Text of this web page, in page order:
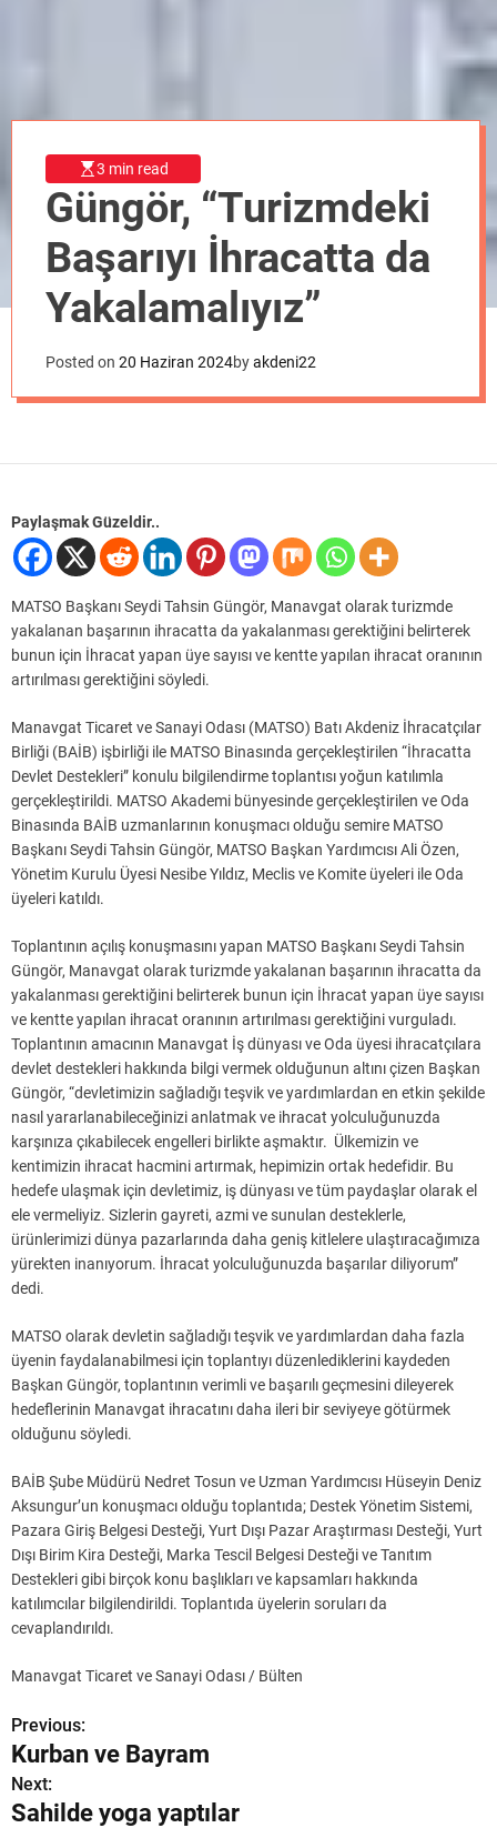
3 min read
Güngör, “Turizmdeki
Başarıyı İhracatta da
Yakalamalıyız”
Posted on 20 Haziran 2024byakdeni22
Paylaşmak Güzeldir..
MATSO Başkanı Seydi Tahsin Güngör, Manavgat olarak turizmde
yakalanan başarının ihracatta da yakalanması gerektiğini belirterek
bunun için İhracat yapan üye sayısı ve kentte yapılan ihracat oranının
artırılması gerektiğini söyledi.
Manavgat Ticaret ve Sanayi Odası (MATSO) Batı Akdeniz İhracatçılar
Birliği (BAİB) işbirliği ile MATSO Binasında gerçekleştirilen “İhracatta
Devlet Destekleri” konulu bilgilendirme toplantısı yoğun katılımla
gerçekleştirildi. MATSO Akademi bünyesinde gerçekleştirilen ve Oda
Binasında BAİB uzmanlarının konuşmacı olduğu semire MATSO
Başkanı Seydi Tahsin Güngör, MATSO Başkan Yardımcısı Ali Özen,
Yönetim Kurulu Üyesi Nesibe Yıldız, Meclis ve Komite üyeleri ile Oda
üyeleri katıldı.
Toplantının açılış konuşmasını yapan MATSO Başkanı Seydi Tahsin
Güngör, Manavgat olarak turizmde yakalanan başarının ihracatta da
yakalanması gerektiğini belirterek bunun için İhracat yapan üye sayısı
ve kentte yapılan ihracat oranının artırılması gerektiğini vurguladı.
Toplantının amacının Manavgat İş dünyası ve Oda üyesi ihracatçılara
devlet destekleri hakkında bilgi vermek olduğunun altını çizen Başkan
Güngör, “devletimizin sağladığı teşvik ve yardımlardan en etkin şekilde
nasıl yararlanabileceğinizi anlatmak ve ihracat yolculuğunuzda
karşınıza çıkabilecek engelleri birlikte aşmaktır. Ülkemizin ve
kentimizin ihracat hacmini artırmak, hepimizin ortak hedefidir. Bu
hedefe ulaşmak için devletimiz, iş dünyası ve tüm paydaşlar olarak el
ele vermeliyiz. Sizlerin gayreti, azmi ve sunulan desteklerle,
ürünlerimizi dünya pazarlarında daha geniş kitlelere ulaştıracağımıza
yürekten inanıyorum. İhracat yolculuğunuzda başarılar diliyorum”
dedi.
MATSO olarak devletin sağladığı teşvik ve yardımlardan daha fazla
üyenin faydalanabilmesi için toplantıyı düzenlediklerini kaydeden
Başkan Güngör, toplantının verimli ve başarılı geçmesini dileyerek
hedeflerinin Manavgat ihracatını daha ileri bir seviyeye götürmek
olduğunu söyledi.
BAİB Şube Müdürü Nedret Tosun ve Uzman Yardımcısı Hüseyin Deniz
Aksungur’un konuşmacı olduğu toplantıda; Destek Yönetim Sistemi,
Pazara Giriş Belgesi Desteği, Yurt Dışı Pazar Araştırması Desteği, Yurt
Dışı Birim Kira Desteği, Marka Tescil Belgesi Desteği ve Tanıtım
Destekleri gibi birçok konu başlıkları ve kapsamları hakkında
katılımcılar bilgilendirildi. Toplantıda üyelerin soruları da
cevaplandırıldı.
Manavgat Ticaret ve Sanayi Odası / Bülten
Y
a
z
Previous:
Kurban ve Bayram
Next:
Sahilde yoga yaptılar